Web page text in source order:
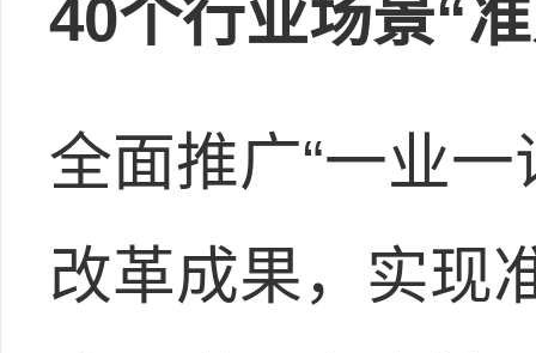
40个行业场景“
全面推广“一业
改革成果，实现